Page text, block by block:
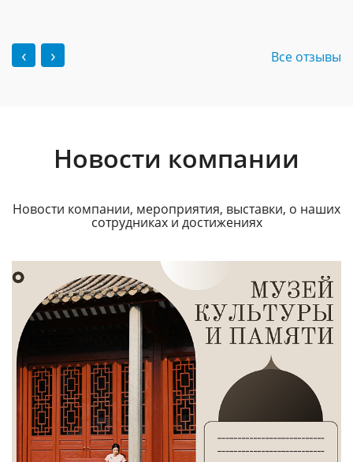
‹ › Все отзывы
Новости компании
Новости компании, мероприятия, выставки, о наших
сотрудниках и достижениях